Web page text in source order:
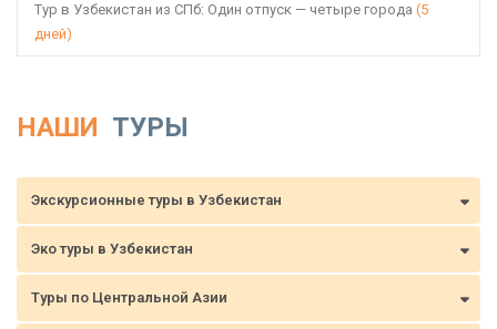
Тур в Узбекистан из СПб: Один отпуск — четыре города (5
дней)
НАШИ ТУРЫ
Экскурсионные туры в Узбекистан
Эко туры в Узбекистан
Туры по Центральной Азии